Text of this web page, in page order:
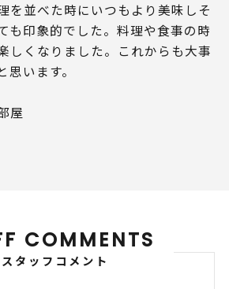
を並べた時にいつもより美味しそ
も印象的でした。料理や食事の時
しくなりました。これからも大事
います。
屋
COMMENTS
スタッフコメント